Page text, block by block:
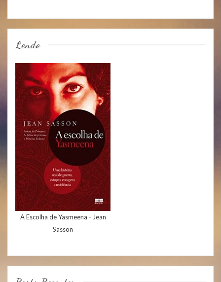
Lendo
A Escolha de Yasmeena - Jean
Sasson